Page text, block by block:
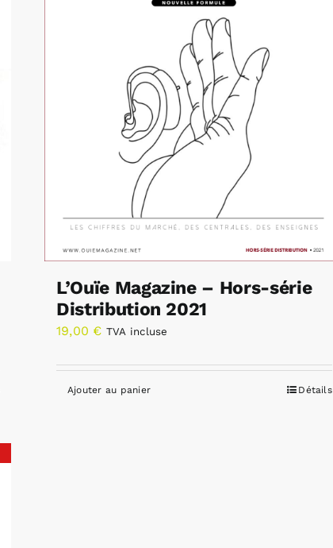
L’Ouïe Magazine – Hors-série
Distribution 2021
19,00 € TVA incluse
Ajouter au panier Détails